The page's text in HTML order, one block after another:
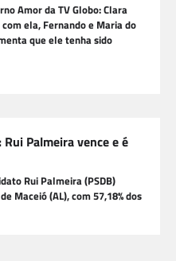
Amor da TV Globo: Clara
ela, Fernando e Maria do
que ele tenha sido
Palmeira vence e é
Rui Palmeira (PSDB)
Maceió (AL), com 57,18% dos